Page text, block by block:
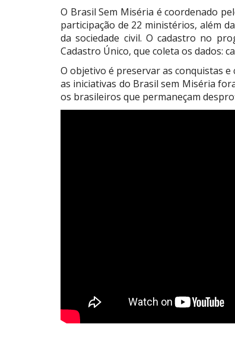
O Brasil Sem Miséria é coordenado
participação de 22 ministérios, além
da sociedade civil. O cadastro no
Cadastro Único, que coleta os dados:
O objetivo é preservar as conquistas
as iniciativas do Brasil sem Miséria
os brasileiros que permaneçam